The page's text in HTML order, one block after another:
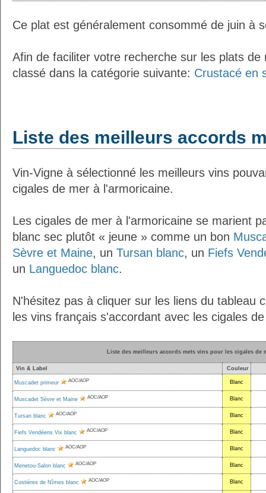
Ce plat est généralement consommé de juin à
Afin de faciliter votre recherche sur les plats
classé dans la catégorie suivante: Crustacé en
Liste des meilleurs accords
Vin-Vigne à sélectionné les meilleurs vins
cigales de mer à l'armoricaine.
Les cigales de mer à l'armoricaine se marient
blanc sec plutôt « jeune » comme un bon
Sèvre et Maine, un Tursan blanc, un Fiefs
un Languedoc blanc.
N'hésitez pas à cliquer sur les liens du tableau
les vins français s'accordant avec les cigales
Liste des meilleurs accords mets vins pour les cigales de
Vin & Label Couleur
Muscadet primeur AOC/AOP Blanc
Muscadet Sèvre et Maine AOC/AOP Blanc
Tursan blanc AOC/AOP Blanc
Fiefs Vendéens Vix blanc AOC/AOP Blanc
Languedoc blanc AOC/AOP Blanc
Menetou-Salon blanc AOC/AOP Blanc
Costières de Nîmes blanc AOC/AOP Blanc